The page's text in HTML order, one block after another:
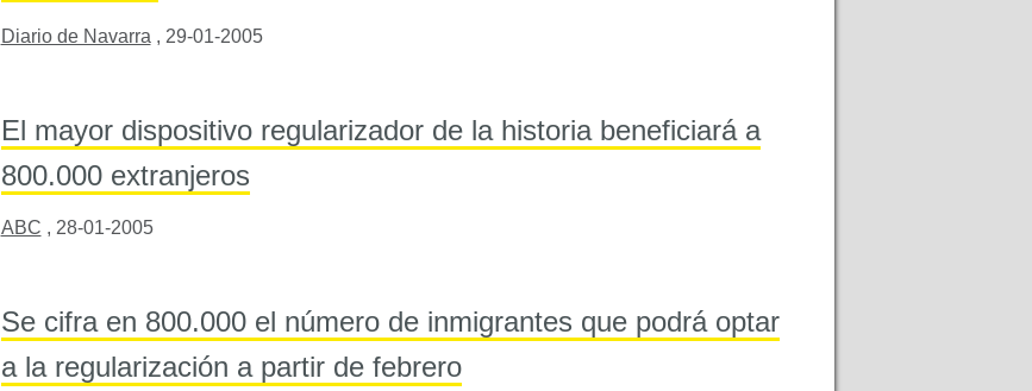
Diario de Navarra , 29-01-2005
El mayor dispositivo regularizador de la historia beneficiará a
800.000 extranjeros
ABC , 28-01-2005
Se cifra en 800.000 el número de inmigrantes que podrá optar
a la regularización a partir de febrero